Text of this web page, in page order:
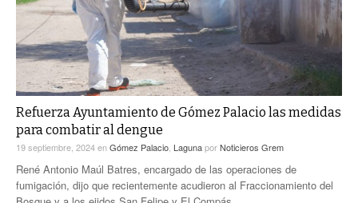
EXA INFORMA
CONTEXTOS
TRAYECTO LAGUNA
A MEDIA MAÑANA
A TODA LEY
ENTRE LAGUNEROS
DIÁLOGOS CON LA HISTORIA
TWEETS AND BEATS
LA MEJOR 97.1 ESTÉREO GALLITO
ACTUALIDADES GREM
PULSO
LA MEJOR INFORMACIÓN
Refuerza Ayuntamiento de Gómez Palacio las medidas
para combatir al dengue
19 septiembre, 2024enGómez Palacio LagunaporNoticieros Grem
René Antonio Maúl Batres, encargado de las operaciones de
fumigación, dijo que recientemente acudieron al Fraccionamiento del